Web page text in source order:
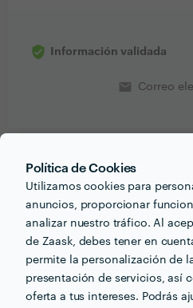
Política de Cookies
Utilizamos cookies para
anuncios, proporcionar
analizar nuestro tráfico. Al
de Zaask, debes tener en
permite la personalización de
presentación de servicios, así
oferta a tus intereses. Podrás
Información validada
email Correo
Montodo
Otros servicios proporcionados